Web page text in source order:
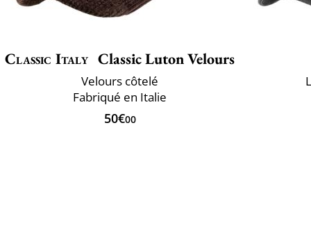
Classic Italy Classic Luton Velours
Velours côtelé
Fabriqué en Italie
50€00